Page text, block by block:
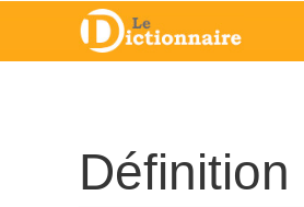
Définition